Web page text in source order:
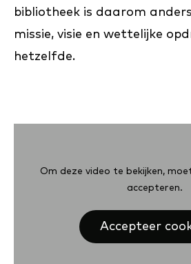
bibliotheek is daarom
missie, visie en wettelijke
hetzelfde.
Om deze video te bekijken,
accepteren.
Accepteer